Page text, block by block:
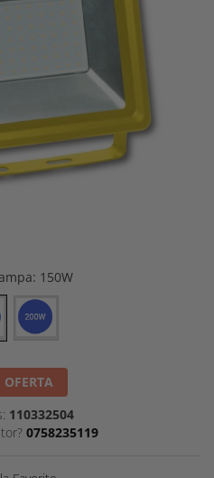
: 150W
OFERTA
110332504
0758235119